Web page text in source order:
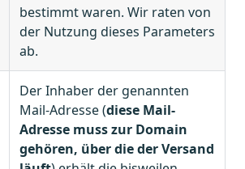
bestimmt waren. Wir raten von
der Nutzung dieses Parameters
ab.
Der Inhaber der genannten
Mail-Adresse (diese Mail-
Adresse muss zur Domain
gehören, über die der Versand